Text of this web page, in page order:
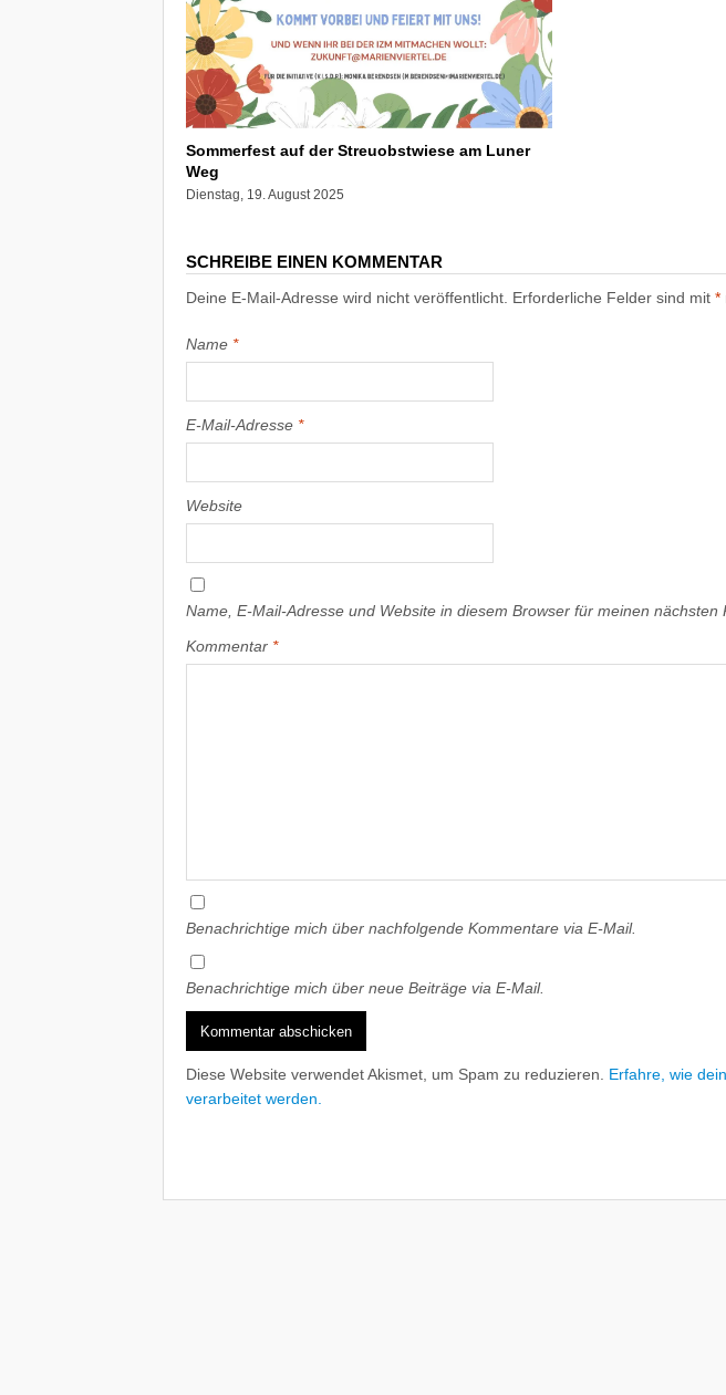
Sommerfest auf der Streuobstwiese am Luner
Weg
Dienstag, 19. August 2025
SCHREIBE EINEN KOMMENTAR
Deine E-Mail-Adresse wird nicht veröffentlicht. Erforderliche Felder sind mit *
Name *
E-Mail-Adresse *
Website
Name, E-Mail-Adresse und Website in diesem Browser für meinen nächsten
Kommentar *
Benachrichtige mich über nachfolgende Kommentare via E-Mail.
Benachrichtige mich über neue Beiträge via E-Mail.
Diese Website verwendet Akismet, um Spam zu reduzieren. Erfahre, wie
verarbeitet werden.